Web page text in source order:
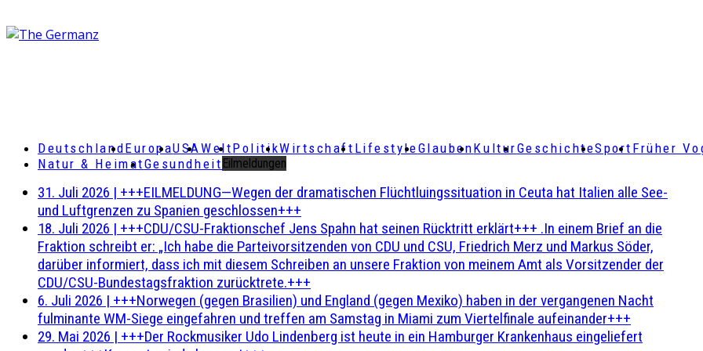
DeutschlandEuropaUSAWeltPolitikWirtschaft LifestyleGlaubenKulturGeschichteSport Früher
Natur & HeimatGesundheit Eilmeldungen
31. Juli 2026 | +++EILMELDUNG—Wegen der dramatischen Flüchtluingssituation in Ceuta hat Italien alle See-
und Luftgrenzen zu Spanien geschlossen+++
18. Juli 2026 | +++CDU/CSU-Fraktionschef Jens Spahn hat seinen Rücktritt erklärt+++ .In einem Brief an die
Fraktion schreibt er: „Ich habe die Parteivorsitzenden von CDU und CSU, Friedrich Merz und Markus Söder,
darüber informiert, dass ich mit diesem Schreiben an unsere Fraktion von meinem Amt als Vorsitzender der
CDU/CSU-Bundestagsfraktion zurücktrete.+++
6. Juli 2026 | +++Norwegen (gegen Brasilien) und England (gegen Mexiko) haben in der vergangenen Nacht
fulminante WM-Siege eingefahren und treffen am Samstag in Miami zum Viertelfinale aufeinander+++
29. Mai 2026 | +++Der Rockmusiker Udo Lindenberg ist heute in ein Hamburger Krankenhaus eingeliefert